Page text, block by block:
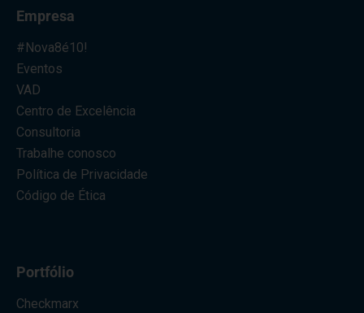
Empresa
#Nova8é10!
Eventos
VAD
Centro de Excelência
Consultoria
Trabalhe conosco
Política de Privacidade
Código de Ética
Portfólio
Checkmarx